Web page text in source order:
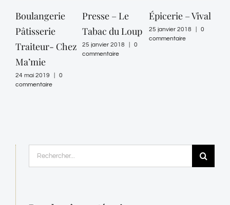
Boulangerie
Pâtisserie
Traiteur- Chez
Ma’mie
24 mai 2019
0
commentaire
Presse – Le
Tabac du Loup
25 janvier 2018
0
commentaire
Épicerie – Vival
25 janvier 2018
0
commentaire